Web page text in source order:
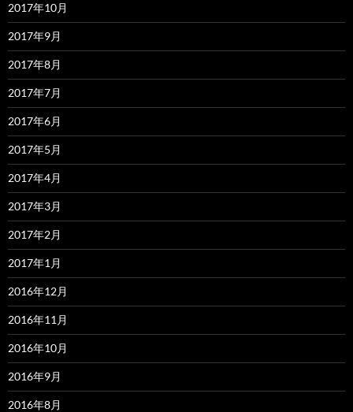
2017年10月
2017年9月
2017年8月
2017年7月
2017年6月
2017年5月
2017年4月
2017年3月
2017年2月
2017年1月
2016年12月
2016年11月
2016年10月
2016年9月
2016年8月